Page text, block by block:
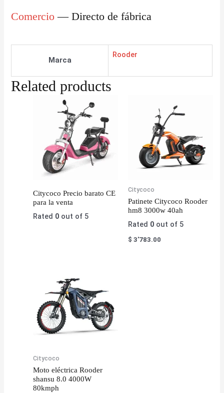
Comercio — Directo de fábrica
Marca
Rooder
Related products
Citycoco Precio barato CE
para la venta
Rated 0 out of 5
Citycoco
Patinete Citycoco Rooder
hm8 3000w 40ah
Rated 0out of 5
$ 3'783.00
Citycoco
Moto eléctrica Rooder
shansu 8.0 4000W
80kmph